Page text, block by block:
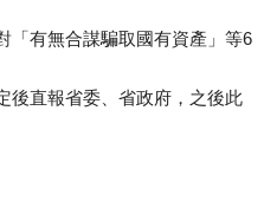
「有無合謀騙取國有資產」等6
後直報省委、省政府，之後此